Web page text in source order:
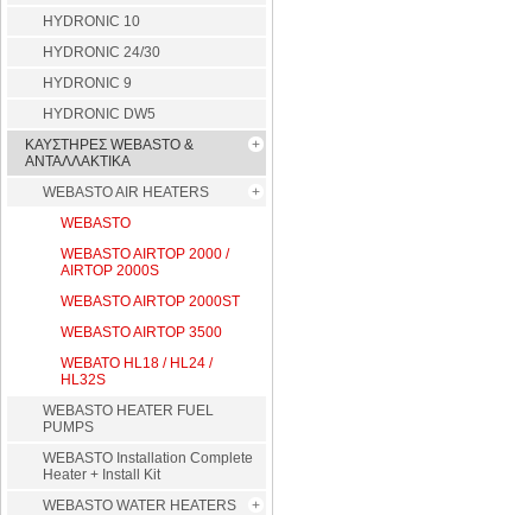
HYDRONIC 10
HYDRONIC 24/30
HYDRONIC 9
HYDRONIC DW5
ΚΑΥΣΤΗΡΕΣ WEBASTO &
ΑΝΤΑΛΛΑΚΤΙΚΑ
WEBASTO AIR HEATERS
WEBASTO
WEBASTO AIRTOP 2000 /
AIRTOP 2000S
WEBASTO AIRTOP 2000ST
WEBASTO AIRTOP 3500
WEBATO HL18 / HL24 /
HL32S
WEBASTO HEATER FUEL
PUMPS
WEBASTO Installation Complete
Heater + Install Kit
WEBASTO WATER HEATERS